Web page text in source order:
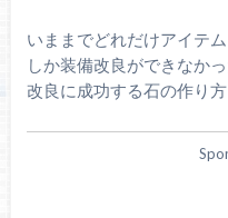
いままでどれだけアイテ
しか装備改良ができなか
改良に成功する石の作り方